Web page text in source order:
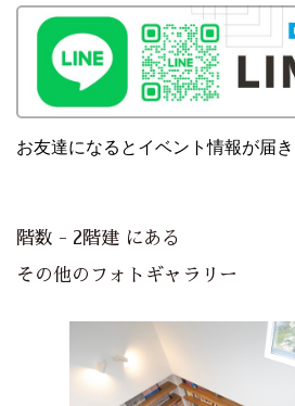
お友達になるとイベント情報が届
階数 - 2階建 にある
その他のフォトギャラリー